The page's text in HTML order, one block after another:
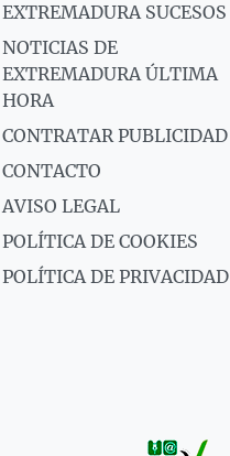
EXTREMADURA SUCESOS
NOTICIAS DE
EXTREMADURA ÚLTIMA
HORA
CONTRATAR PUBLICIDAD
CONTACTO
AVISO LEGAL
POLÍTICA DE COOKIES
POLÍTICA DE PRIVACIDAD